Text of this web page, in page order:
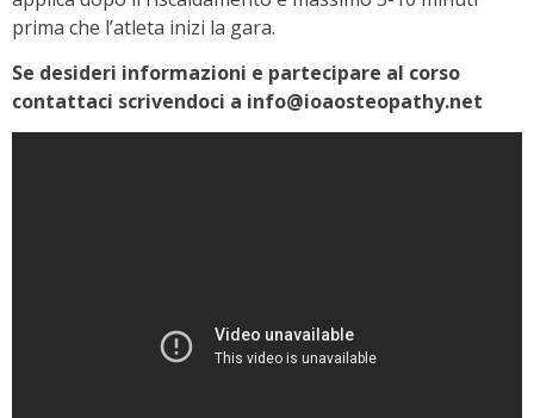
prima che l’atleta inizi la gara.
Se desideri informazioni e partecipare al corso
contattaci scrivendoci a info@ioaosteopathy.net